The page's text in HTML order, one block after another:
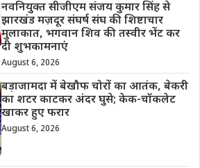
नवनियुक्त सीजीएम संजय कुमार सिंह से
झारखंड मज़दूर संघर्ष संघ की शिष्टाचार
मुलाकात, भगवान शिव की तस्वीर भेंट कर
दी शुभकामनाएं
August 6, 2026
बड़ाजामदा में बेखौफ चोरों का आतंक, बेकरी
का शटर काटकर अंदर घुसे; केक-चॉकलेट
खाकर हुए फरार
August 6, 2026